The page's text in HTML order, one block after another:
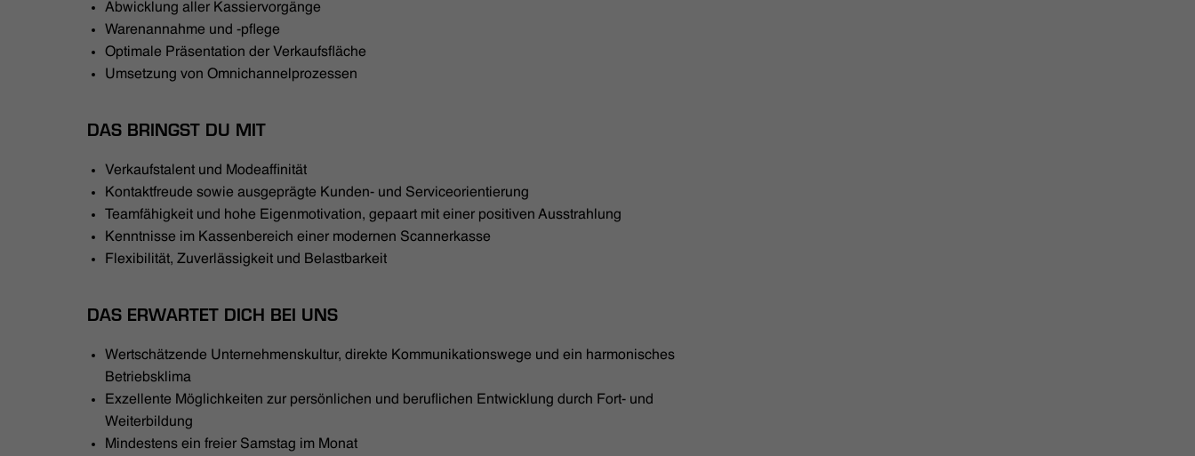
Abwicklung aller Kassiervorgänge
Warenannahme und -pflege
Optimale Präsentation der Verkaufsfläche
Umsetzung von Omnichannelprozessen
DAS BRINGST DU MIT
Verkaufstalent und Modeaffinität
Kontaktfreude sowie ausgeprägte Kunden- und Serviceorientierung
Teamfähigkeit und hohe Eigenmotivation, gepaart mit einer positiven Ausstrahlung
Kenntnisse im Kassenbereich einer modernen Scannerkasse
Flexibilität, Zuverlässigkeit und Belastbarkeit
DAS ERWARTET DICH BEI UNS
Wertschätzende Unternehmenskultur, direkte Kommunikationswege und ein harmonisches
Betriebsklima
Exzellente Möglichkeiten zur persönlichen und beruflichen Entwicklung durch Fort- und
Weiterbildung
Mindestens ein freier Samstag im Monat